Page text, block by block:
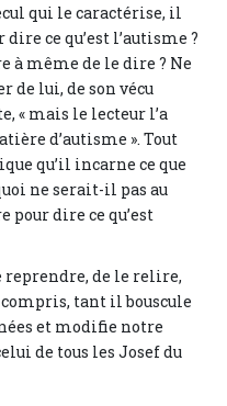
qui le caractérise, il
ce qu’est l’autisme ?
à même de le dire ? Ne
lui, de son vécu
« mais le lecteur l’a
d’autisme ». Tout
qu’il incarne ce que
ne serait-il pas au
pour dire ce qu’est
reprendre, de le relire,
compris, tant il bouscule
et modifie notre
de tous les Josef du